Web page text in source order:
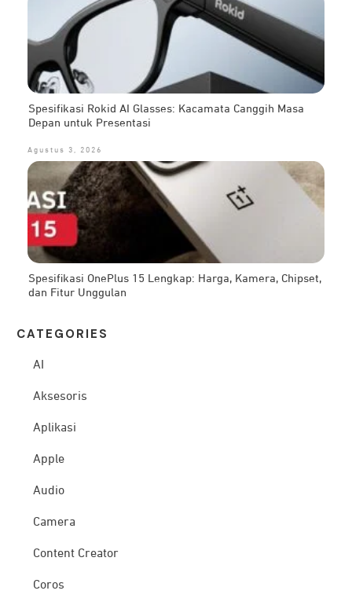
Spesifikasi Rokid AI Glasses: Kacamata Canggih Masa
Depan untuk Presentasi
Agustus 3, 2026
Spesifikasi OnePlus 15 Lengkap: Harga, Kamera, Chipset,
dan Fitur Unggulan
CATEG ORIES
AI
Aksesoris
Aplikasi
Apple
Audio
Camera
Content Creator
Coros